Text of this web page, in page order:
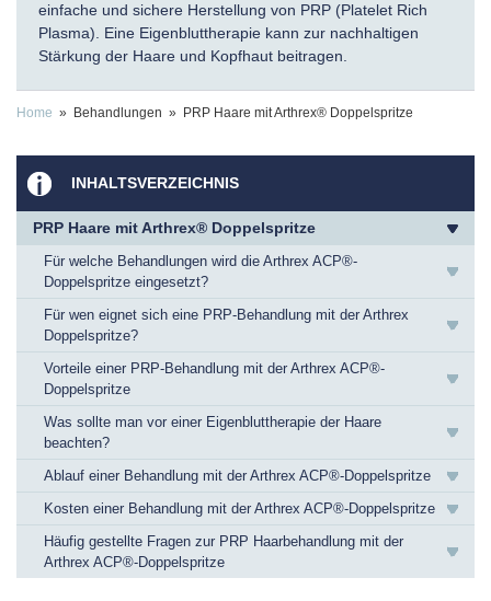
einfache und sichere Herstellung von PRP (Platelet Rich
Plasma). Eine Eigenbluttherapie kann zur nachhaltigen
Stärkung der Haare und Kopfhaut beitragen.
Home » Behandlungen » PRP Haare mit Arthrex® Doppelspritze
INHALTSVERZEICHNIS
PRP Haare mit Arthrex® Doppelspritze
Für welche Behandlungen wird die Arthrex ACP®-
Doppelspritze eingesetzt?
Für wen eignet sich eine PRP-Behandlung mit der Arthrex
Doppelspritze?
Vorteile einer PRP-Behandlung mit der Arthrex ACP®-
Doppelspritze
Was sollte man vor einer Eigenbluttherapie der Haare
beachten?
Ablauf einer Behandlung mit der Arthrex ACP®-Doppelspritze
Kosten einer Behandlung mit der Arthrex ACP®-Doppelspritze
Häufig gestellte Fragen zur PRP Haarbehandlung mit der
Arthrex ACP®-Doppelspritze